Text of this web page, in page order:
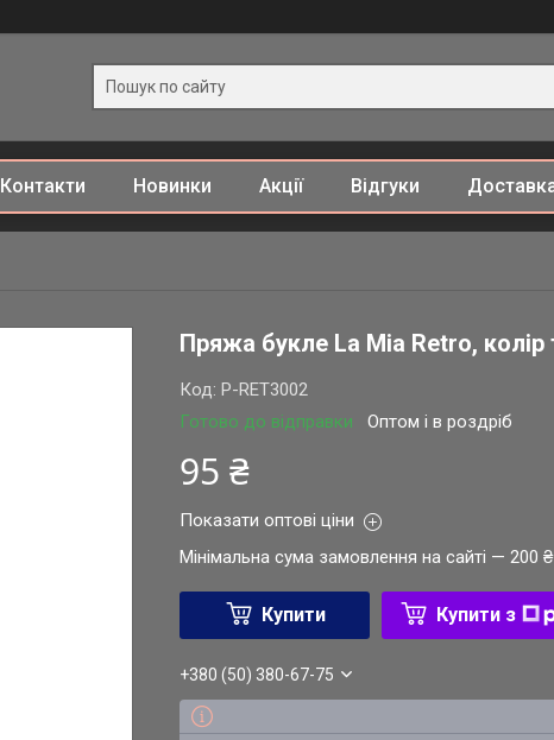
Контакти Новинки Акції Відгуки
Пряжа букле La Mia Retro, колір
Готово до відправки Оптом і в роздріб
Код:P-RET3002
95 ₴
Показати оптові ціни
Мінімальна сума замовлення на сайті — 200 ₴
Купити Купити з
+380 (50) 380-67-75